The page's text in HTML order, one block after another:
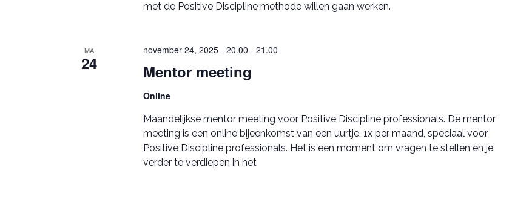
met de Positive Discipline methode willen gaan werken.
MA
24 Mentor meeting
november 24, 2025 - 20.00 -21.00
Online
Maandelijkse mentor meeting voor Positive Discipline professionals. De mentor
meeting is een online bijeenkomst van een uurtje, 1x per maand, speciaal voor
Positive Discipline professionals. Het is een moment om vragen te stellen en je
verder te verdiepen in het